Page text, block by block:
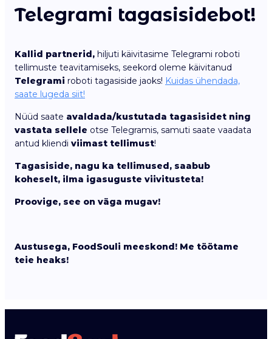
Telegrami tagasisidebot!
Kallid partnerid, hiljuti käivitasime Telegrami roboti
tellimuste teavitamiseks, seekord oleme käivitanud
Telegrami roboti tagasiside jaoks! Kuidas ühendada,
saate lugeda siit!
Nüüd saate avaldada/kustutada tagasisidet ning
vastata sellele otse Telegramis, samuti saate vaadata
antud kliendi viimast tellimust!
Tagasiside, nagu ka tellimused, saabub
koheselt, ilma igasuguste viivitusteta!
Proovige, see on väga mugav!
Austusega, FoodSouli meeskond! Me töötame
teie heaks!